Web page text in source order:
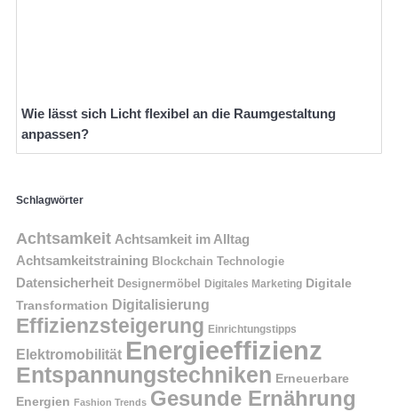
Wie lässt sich Licht flexibel an die Raumgestaltung
anpassen?
Schlagwörter
Achtsamkeit Achtsamkeit im Alltag
Achtsamkeitstraining Blockchain Technologie
Datensicherheit Designermöbel Digitales Marketing Digitale
Transformation Digitalisierung
Effizienzsteigerung Einrichtungstipps
Elektromobilität Energieeffizienz
Entspannungstechniken Erneuerbare
Energien Fashion Trends Gesunde Ernährung